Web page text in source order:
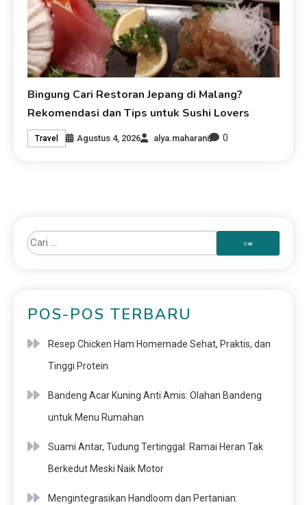
Bingung Cari Restoran Jepang di Malang?
Rekomendasi dan Tips untuk Sushi Lovers
Travel Agustus 4, 2026 alya.maharani 0
POS-POS TERBARU
Resep Chicken Ham Homemade Sehat, Praktis, dan
Tinggi Protein
Bandeng Acar Kuning Anti Amis: Olahan Bandeng
untuk Menu Rumahan
Suami Antar, Tudung Tertinggal: Ramai Heran Tak
Berkedut Meski Naik Motor
Mengintegrasikan Handloom dan Pertanian: